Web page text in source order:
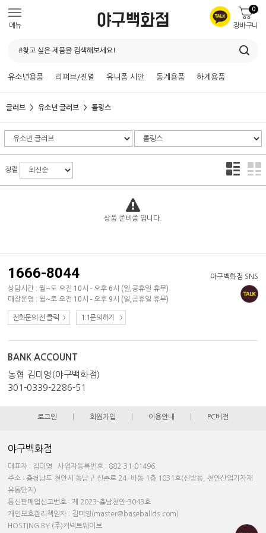
메뉴 장바구니
0
유소년용품 리퍼브/진열 유니폼 시안 동계용품 하계용품
글러브 유소년 글러브 롤링스
정렬
상품 준비중 입니다.
야구백화점 SNS
1666-8044
상담시간 : 월~토 오전 10시 - 오후 6시 (일,공휴일 휴무)
매장운영 : 월~토 오전 10시 - 오후 9시 (일,공휴일 휴무)
전화문의 전 클릭 1:1문의하기
BANK ACCOUNT
농협 김미영(야구백화점)
301-0339-2286-51
로그인 회원가입 이용안내 PC버전
야구백화점
대표자 : 김미영 사업자등록번호 : 882-31-01496
주소 : 충청남도 천안시 동남구 신촌로 24. 바동 1층 1031호(신방동, 천안산업기자재
유통단지)
통신판매업신고번호 : 제 2023-충남천안-3043호
개인보호관리책임자 : 김미영(master@baseballds.com)
HOSTING BY (주)커넥트웨이브